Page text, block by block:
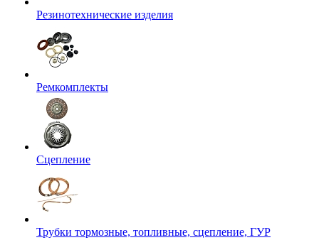
Резинотехнические изделия
Ремкомплекты
Сцепление
Трубки тормозные, топливные, сцепление, ГУР